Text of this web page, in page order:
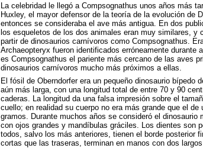
La celebridad le llegó a Compsognathus unos años más
Huxley, el mayor defensor de la teoría de la evolución de
entonces se consideraba el ave más antigua. En dos
los esqueletos de los dos animales eran muy similares,
partir de dinosaurios carnívoros como Compsognathus.
Archaeopteryx fueron identificados erróneamente durante
es Compsognathus el pariente más cercano de las aves
dinosaurios carnívoros mucho más próximos a ellas.
El fósil de Oberndorfer era un pequeño dinosaurio bípedo
aún más larga, con una longitud total de entre 70 y 90
caderas. La longitud da una falsa impresión sobre el
cuello; en realidad su cuerpo no era más grande que el
gramos. Durante muchos años se consideró el dinosaurio
con ojos grandes y mandíbulas gráciles. Los dientes son
todos, salvo los más anteriores, tienen el borde posterior
cortas que las traseras, terminan en manos con dos